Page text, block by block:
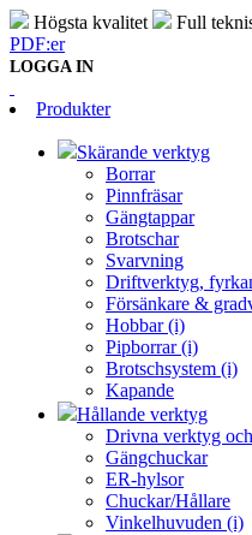
Högsta kvalitet Full
PDF:er
LOGGA IN
Produkter
Skärande verktyg
Borrar
Pinnfräsar
Gängtappar
Brotschar
Svarvning
Driftverktyg,
Försänkare &
Hobbar (i)
Pipborrar (i)
Brotschsystem (i)
Kapande
Hållande verktyg
Drivna verktyg
Gängchuckar
ER-hylsor
Chuckar/Hållare
Vinkelhuvuden (i)